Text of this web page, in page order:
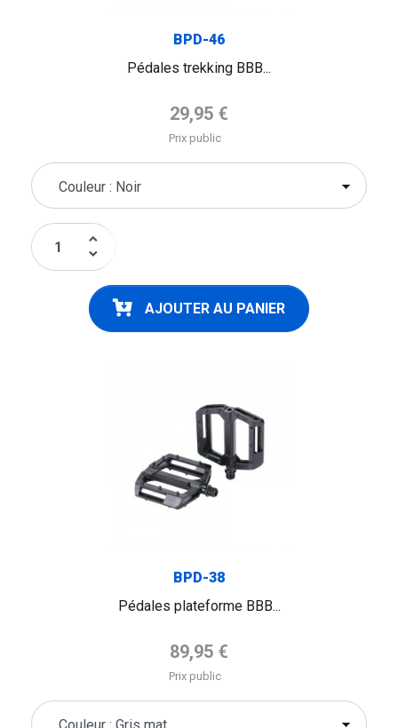
BPD-46
Pédales trekking BBB...
Prix de base
29,95 €
Prix public
keyboard_arrow_up
keyboard_arrow_down
AJOUTER AU PANIER
BPD-38
Pédales plateforme BBB...
Prix de base
89,95 €
Prix public